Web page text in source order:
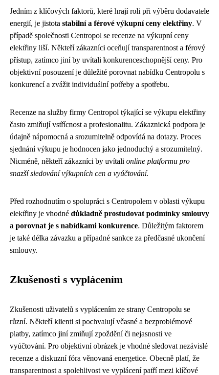
Jedním z klíčových faktorů, které hrají roli při výběru dodavatele
energií, je jistota stabilní a férové výkupní ceny elektřiny. V
případě společnosti Centropol se recenze na výkupní ceny
elektřiny liší. Někteří zákazníci oceňují transparentnost a férový
přístup, zatímco jiní by uvítali konkurenceschopnější ceny. Pro
objektivní posouzení je důležité porovnat nabídku Centropolu s
konkurencí a zvážit individuální potřeby a spotřebu.
Recenze na služby firmy Centropol týkající se výkupu elektřiny
často zmiňují vstřícnost a profesionalitu. Zákaznická podpora je
údajně nápomocná a srozumitelně odpovídá na dotazy. Proces
sjednání výkupu je hodnocen jako jednoduchý a srozumitelný.
Nicméně, někteří zákazníci by uvítali online platformu pro
snazší sledování výkupních cen a vyúčtování.
Před rozhodnutím o spolupráci s Centropolem v oblasti výkupu
elektřiny je vhodné důkladně prostudovat podmínky smlouvy
a porovnat je s nabídkami konkurence. Důležitým faktorem
je také délka závazku a případné sankce za předčasné ukončení
smlouvy.
Zkušenosti s vyplácením
Zkušenosti uživatelů s vyplácením ze strany Centropolu se
různí. Někteří klienti si pochvalují včasné a bezproblémové
platby, zatímco jiní zmiňují zpoždění či nejasnosti ve
vyúčtování. Pro objektivní obrázek je vhodné sledovat nezávislé
recenze a diskuzní fóra věnovaná energetice. Obecně platí, že
transparentnost a spolehlivost ve vyplácení patří mezi klíčové